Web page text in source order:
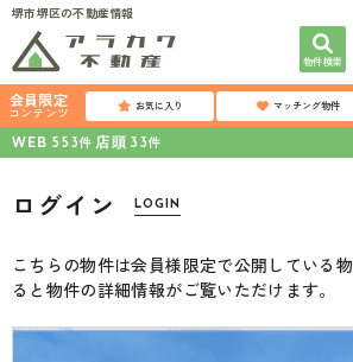
堺市堺区の不動産情報
物件検索
会員限定
コンテンツ お気に入り マッチング物件
WEB 553件 店頭 33件
ログイン LOGIN
こちらの物件は会員様限定で公開している
ると物件の詳細情報がご覧いただけます。